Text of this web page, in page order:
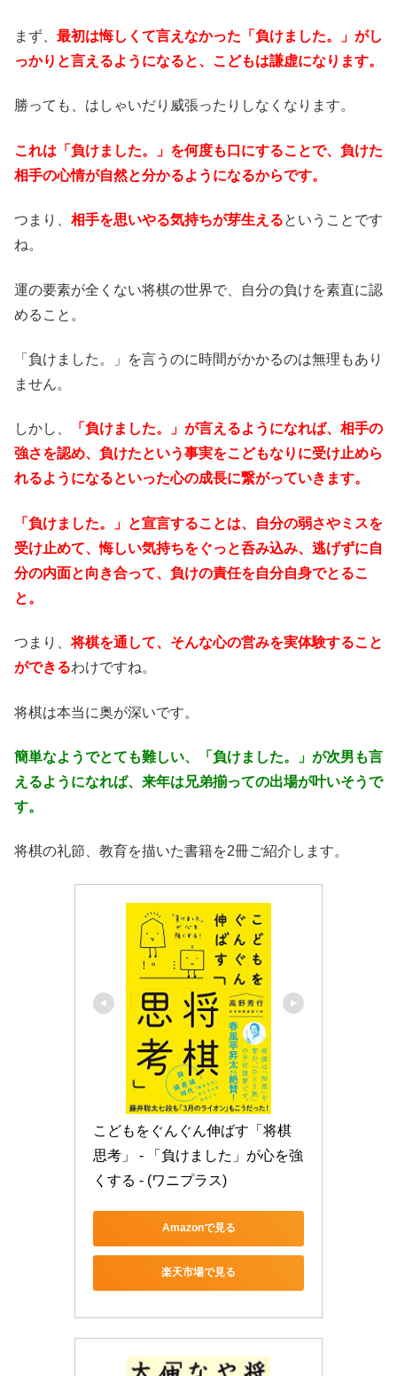
まず、 最初は悔しくて言えなかった「負けました。」がし
っかりと言えるようになると、こどもは謙虚になります。
勝っても、はしゃいだり威張ったりしなくなります。
これは「負けました。」を何度も口にすることで、負けた
相手の心情が自然と分かるようになるからです。
つまり、 相手を思いやる気持ちが芽生えるということです
ね。
運の要素が全くない将棋の世界で、自分の負けを素直に認
めること。
「負けました。」を言うのに時間がかかるのは無理もあり
ません。
しかし、
「負けました。」が言えるようになれば、相手の
強さを認め、負けたという事実をこどもなりに受け止めら
れるようになるといった心の成長に繋がっていきます。
「負けました。」と宣言することは、自分の弱さやミスを
受け止めて、悔しい気持ちをぐっと呑み込み、逃げずに自
分の内面と向き合って、負けの責任を自分自身でとるこ
と。
つまり、将棋を通して、そんな心の営みを実体験すること
ができるわけですね。
将棋は本当に奥が深いです。
簡単なようでとても難しい、「負けました。」が次男も言
えるようになれば、来年は兄弟揃っての出場が叶いそうで
す。
将棋の礼節、教育を描いた書籍を2冊ご紹介します。
こどもをぐんぐん伸ばす「将棋
思考」 - 「負けました」が心を強
くする - (ワニプラス)
Amazonで見る
楽天市場で見る